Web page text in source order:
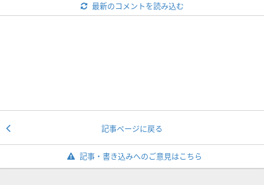
最新のコメントを読み込む
記事ページに戻る
記事・書き込みへのご意見はこちら